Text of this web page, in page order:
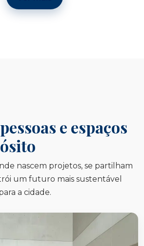
e espaços
nascem projetos, se partilham
um futuro mais sustentável
a cidade.